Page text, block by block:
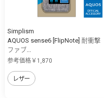
Simplism
AQUOS sense6 [FlipNote] 耐衝撃
ファブ...
参考価格￥1,870
レザー